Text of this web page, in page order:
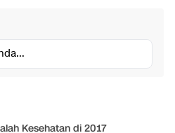
Kesehatan di 2017